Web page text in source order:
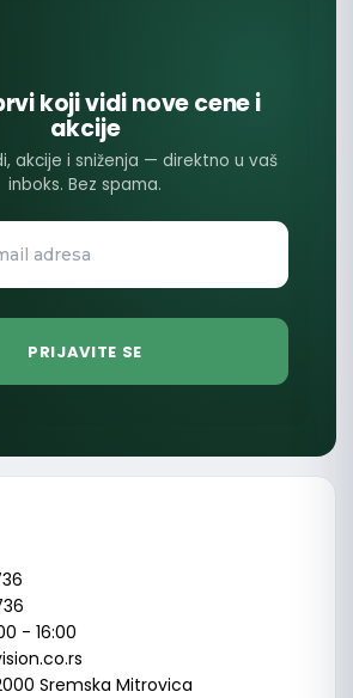
koji vidi nove cene i
akcije
akcije i sniženja — direktno u vaš
inboks. Bez spama.
- 16:00
Sremska Mitrovica